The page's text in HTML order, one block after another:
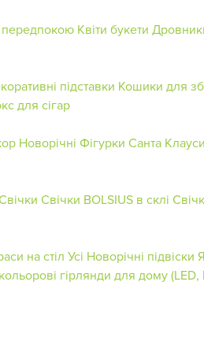
Квіти букети
підставки Кошики для
для сігар
Новорічні Фігурки Санта Клауси
Свічки BOLSIUS в склі
на стіл Усі Новорічні підвіски
гірлянди для дому (LED,